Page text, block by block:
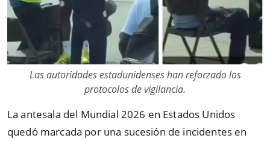
Las autoridades estadunidenses han reforzado los
protocolos de vigilancia.
La antesala del Mundial 2026 en Estados Unidos
quedó marcada por una sucesión de incidentes en